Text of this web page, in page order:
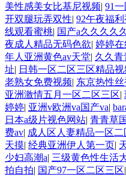
美性感美女比基尼视频| 91
开双腿玩弄双性| 92午夜福
线观看蜜桃| 国产a久久久久
夜成人精品无码色欲| 婷婷
年人亚洲黄色av天堂| 久久
址| 日韩一区二区三区精品
老熟女免费视频| 东京热性
亚洲激情五月一区二区三区|
婷婷| 亚洲v欧洲va国产va|
日本a级片视色网站| 青青草
费av| 成人区人妻精品一区
天摸| 经典亚洲伊人第一页|
少妇高潮a| 三级黄色性生活
拍自拍| 国产97一区二区三区|